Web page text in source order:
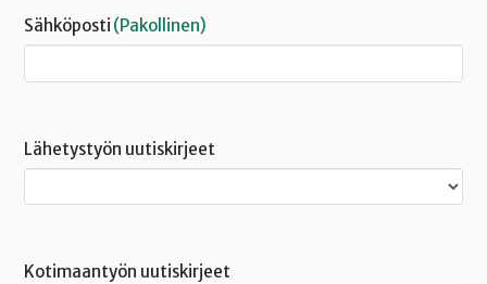
Sähköposti (Pakollinen)
Lähetystyön uutiskirjeet
Kotimaantyön uutiskirjeet